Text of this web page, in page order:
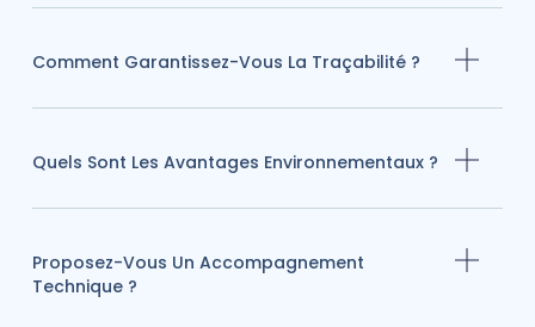
Comment Garantissez-Vous La Traçabilité ?
Quels Sont Les Avantages Environnementaux ?
Proposez-Vous Un Accompagnement
Technique ?